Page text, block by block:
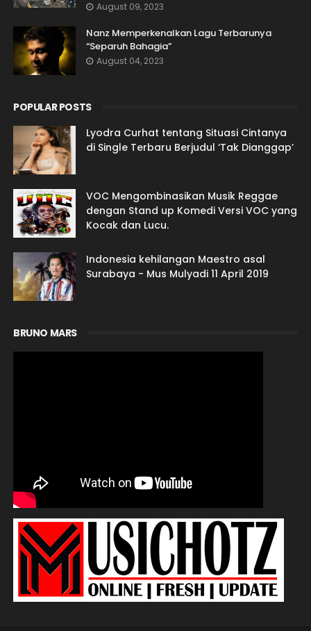
August 09, 2023
Nanz Memperkenalkan Lagu Terbarunya
“Separuh Bahagia”
August 04, 2023
POPULAR POSTS
Lyodra Curhat tentang Situasi Cintanya
di Single Terbaru Berjudul ‘Tak Dianggap’
VOC Mengombinasikan Musik Reggae
dengan Stand up Komedi Versi VOC yang
Kocak dan Lucu.
Indonesia kehilangan Maestro asal
Surabaya - Mus Mulyadi 11 April 2019
BRUNO MARS